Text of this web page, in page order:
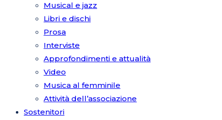
Musical e jazz
Libri e dischi
Prosa
Interviste
Approfondimenti e attualità
Video
Musica al femminile
Attività dell’associazione
Sostenitori